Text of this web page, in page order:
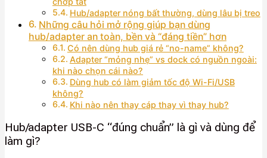
Hub/adapter nóng bất thường, dùng lâu bị treo
Những câu hỏi mở rộng giúp bạn dùng
hub/adapter an toàn, bền và “đáng tiền” hơn
Có nên dùng hub giá rẻ “no-name” không?
Adapter “mỏng nhẹ” vs dock có nguồn ngoài:
khi nào chọn cái nào?
Dùng hub có làm giảm tốc độ Wi-Fi/USB
không?
Khi nào nên thay cáp thay vì thay hub?
Hub/adapter USB-C “đúng chuẩn” là gì và dùng để
làm gì?